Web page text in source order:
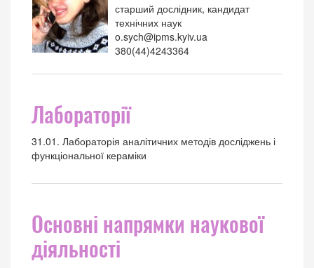
старший дослідник, кандидат
технічних наук
o.sych@ipms.kyiv.ua
380(44)4243364
Лабораторії
31.01. Лабораторія аналітичних методів досліджень і
функціональної кераміки
Основні напрямки наукової
діяльності